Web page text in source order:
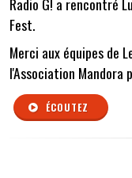
Radio G! a rencontré
Fest.
Merci aux équipes de
l'Association
ÉCOUTEZ